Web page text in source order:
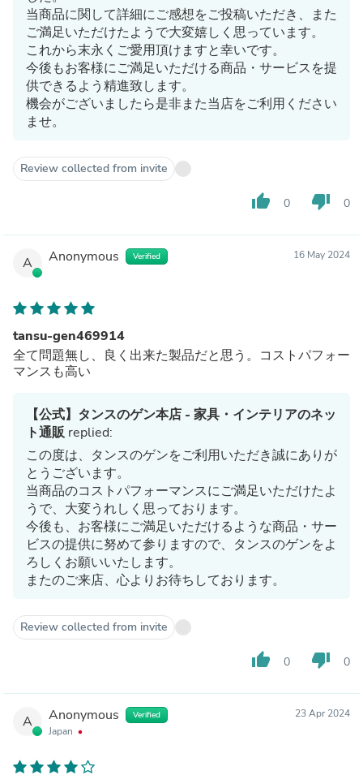
当商品に関して詳細にご感想をご投稿いただき、また
ご満足いただけたようで大変嬉しく思っています。
これから末永くご愛用頂けますと幸いです。
今後もお客様にご満足いただける商品・サービスを提
供できるよう精進致します。
機会がございましたら是非また当店をご利用ください
ませ。
Review collected from invite
thumb_up 0 thumb_down 0
A Anonymous Verified 16 May 2024
tansu-gen469914
全て問題無し、良く出来た製品だと思う。コストパフォー
マンスも高い
【公式】タンスのゲン本店 - 家具・インテリアのネッ
ト通販replied:
この度は、タンスのゲンをご利用いただき誠にありが
とうございます。
当商品のコストパフォーマンスにご満足いただけたよ
うで、大変うれしく思っております。
今後も、お客様にご満足いただけるような商品・サー
ビスの提供に努めて参りますので、タンスのゲンをよ
ろしくお願いいたします。
またのご来店、心よりお待ちしております。
Review collected from invite
thumb_up 0 thumb_down 0
A Anonymous Verified
Japan
23 Apr 2024